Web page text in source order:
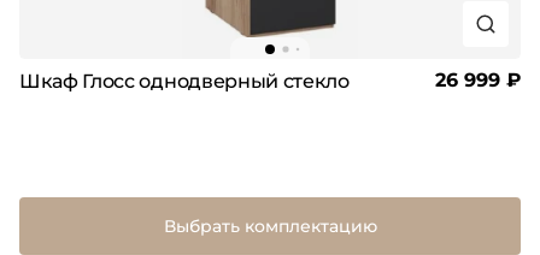
Шкаф Глосс однодверный стекло 26 999 ₽
Выбрать комплектацию